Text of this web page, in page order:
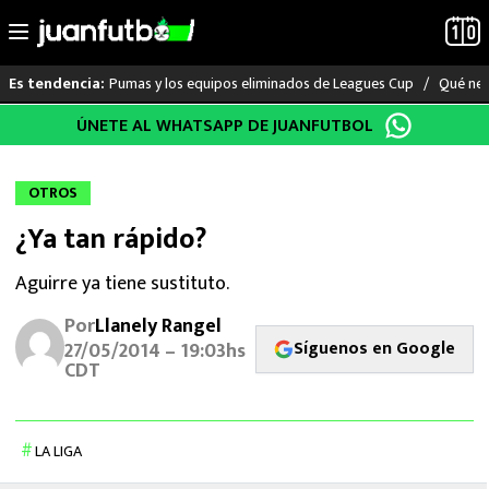
al
Es tendencia: Pumas y los equipos eliminados de Leagues Cup Qué
LO ÚLTIMO
LIGA MX
RAYADOS
PUMAS
ATLANTE
FUTBOL INTERNACIONAL
ÚNETE AL WHATSAPP DE JUANFUTBOL
OTROS
¿Ya tan rápido?
Aguirre ya tiene sustituto.
PorLlanely Rangel
27/05/2014 – 19:03hs
CDT
Síguenos en Google
LA LIGA